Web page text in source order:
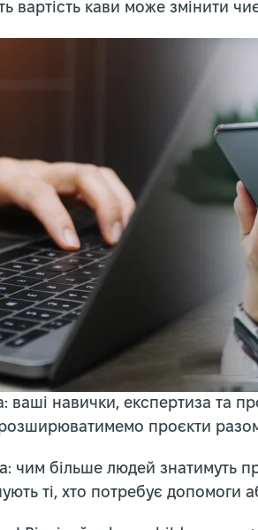
вартість кави може змінити
ваші навички, експертиза та
проєкти
чим більше людей знатимуть
ті, хто потребує допомоги